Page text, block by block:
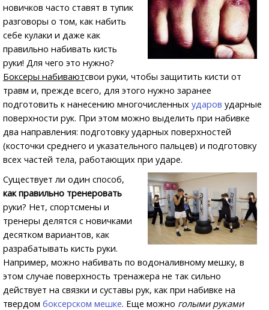
новичков часто ставят в тупик
разговоры о том, как набить
себе кулаки и даже как
правильно набивать кисть
руки! Для чего это нужно?
Боксеры набиваютсвои руки, чтобы защитить кисти от
травм и, прежде всего, для этого нужно заранее
подготовить к нанесению многочисленных ударов ударные
поверхности рук. При этом можно выделить при набивке
два направления: подготовку ударных поверхностей
(косточки среднего и указательного пальцев) и подготовку
всех частей тела, работающих при ударе.
Существует ли один способ,
как правильно тренеровать
руки? Нет, спортсмены и
тренеры делятся с новичками
десятком вариантов, как
разрабатывать кисть руки.
Например, можно набивать по водоналивному мешку, в
этом случае поверхность тренажера не так сильно
действует на связки и суставы рук, как при набивке на
твердом боксерском мешке. Еще можно голыми руками